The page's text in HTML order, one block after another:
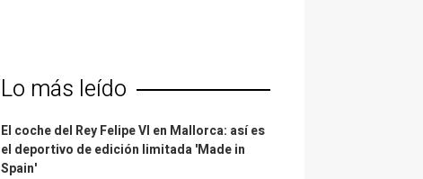
Lo más leído
El coche del Rey Felipe VI en Mallorca: así es
el deportivo de edición limitada 'Made in
Spain'